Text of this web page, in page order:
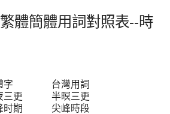
體簡體用詞對照表--時
字 台灣用詞
更 半暝三更
期 尖峰時段